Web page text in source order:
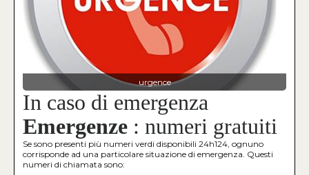
urgence
In caso di emergenza
Emergenze : numeri gratuiti
Se sono presenti più numeri verdi disponibili 24h124, ognuno
corrisponde ad una particolare situazione di emergenza. Questi
numeri di chiamata sono: